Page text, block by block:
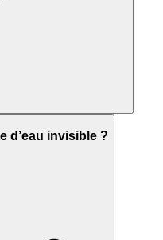
d’eau invisible ?